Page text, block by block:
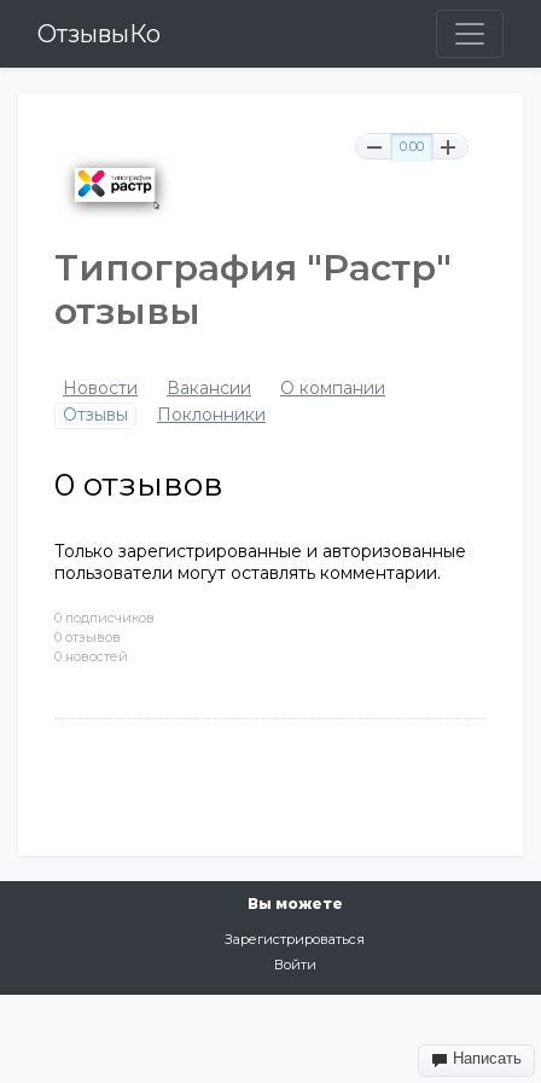
ОтзывыКо
0 подписчиков
0 отзывов
0 новостей
0.00
Типография "Растр"
отзывы
Новости Вакансии
О компании
Отзывы
Поклонники
0 отзывов
Только зарегистрированные и авторизованные
пользователи могут оставлять комментарии.
Вы можете
Зарегистрироваться
Войти
Написать